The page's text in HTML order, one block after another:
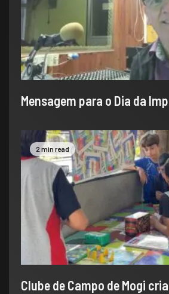
​Mensagem para o Dia da
2 min read
Clube de Campo de Mogi